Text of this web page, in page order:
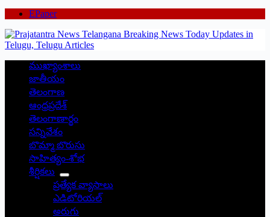
EPaper
ముఖ్యాంశాలు
జాతీయం
తెలంగాణ
ఆంధ్రప్రదేశ్
తెలంగాణార్థం
సన్నివేశం
బొమ్మా బొరుసు
సాహిత్యం-శోభ
శీర్షికలు
ప్రత్యేక వ్యాసాలు
ఎడిటోరియల్
అరుగు